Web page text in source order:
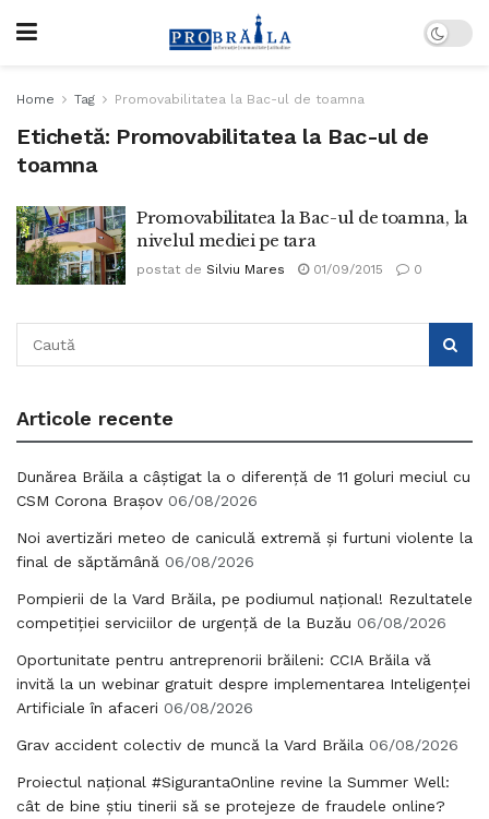
Home Tag Promovabilitatea la Bac-ul de toamna
Etichetă: Promovabilitatea la Bac-ul de
toamna
Promovabilitatea la Bac-ul de toamna, la
nivelul mediei pe tara
postat de Silviu Mares 01/09/2015 0
Articole recente
Dunărea Brăila a câștigat la o diferență de 11 goluri meciul cu
CSM Corona Brașov 06/08/2026
Noi avertizări meteo de caniculă extremă și furtuni violente la
final de săptămână 06/08/2026
Pompierii de la Vard Brăila, pe podiumul național! Rezultatele
competiției serviciilor de urgență de la Buzău 06/08/2026
Oportunitate pentru antreprenorii brăileni: CCIA Brăila vă
invită la un webinar gratuit despre implementarea Inteligenței
Artificiale în afaceri 06/08/2026
Grav accident colectiv de muncă la Vard Brăila 06/08/2026
Proiectul național #SigurantaOnline revine la Summer Well:
cât de bine știu tinerii să se protejeze de fraudele online?